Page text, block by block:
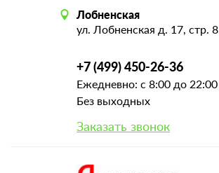
Лобненская
ул. Лобненская д. 17, стр. 8
+7 (499) 450-26-36
Ежедневно: с 8:00 до 22:00
Без выходных
Заказать звонок